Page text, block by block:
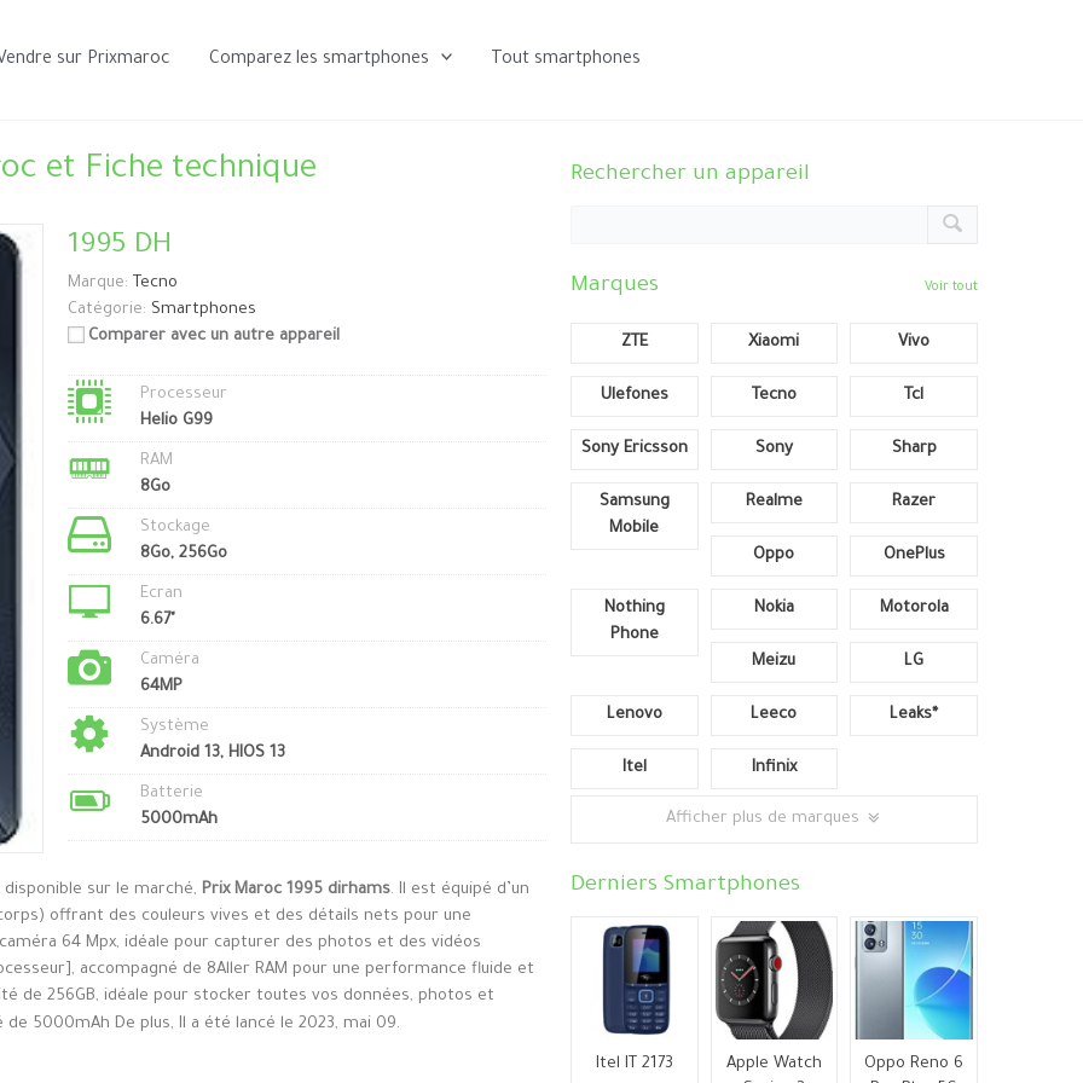
sur Prixmaroc Comparez les smartphones Tout smartphones
et Fiche technique
1995 DH
Marque: Tecno
Catégorie: Smartphones
Comparer avec un autre appareil
Processeur
Helio G99
RAM
8Go
Stockage
8Go, 256Go
Ecran
6.67"
Caméra
64MP
Système
Android 13, HIOS 13
Batterie
5000mAh
sur le marché, Prix Maroc 1995 dirhams. Il est équipé d’un
offrant des couleurs vives et des détails nets pour une
64 Mpx, idéale pour capturer des photos et des vidéos
accompagné de 8Aller RAM pour une performance fluide et
de 256GB, idéale pour stocker toutes vos données, photos et
5000mAh De plus, Il a été lancé le 2023, mai 09.
Rechercher un appareil
Marques Voir tout
ZTE Xiaomi Vivo
Ulefones Tecno Tcl
Sony Ericsson Sony Sharp
Samsung
Mobile
Realme Razer
Oppo OnePlus
Nothing
Phone
Nokia Motorola
Meizu LG
Lenovo Leeco Leaks*
Itel Infinix
Afficher plus de marques
Derniers Smartphones
Itel IT 2173
Apple Watch
Oppo Reno 6